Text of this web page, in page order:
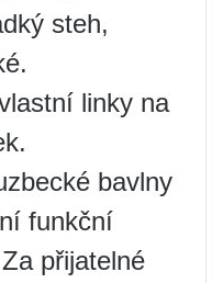
steh,
linky na
bavlny
funkční
přijatelné